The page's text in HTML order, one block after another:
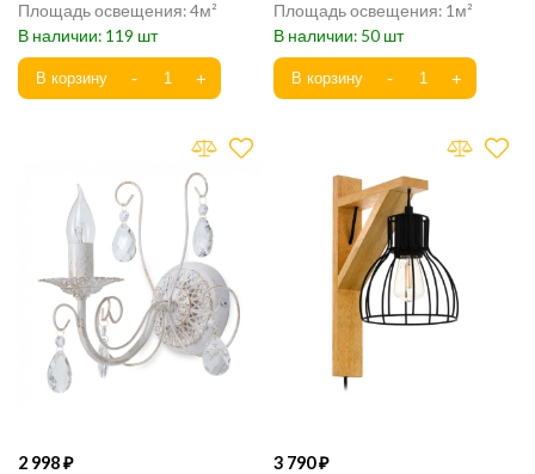
4
119
1
50
2 998 3 790